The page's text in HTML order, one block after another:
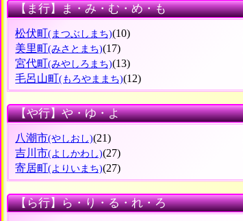
【ま行】ま・み・む・め・も
松伏町(まつぶしまち)(10)
美里町(みさとまち)(17)
宮代町(みやしろまち)(13)
毛呂山町(もろやままち)(12)
【や行】や・ゆ・よ
八潮市(やしおし)(21)
吉川市(よしかわし)(27)
寄居町(よりいまち)(27)
【ら行】ら・り・る・れ・ろ